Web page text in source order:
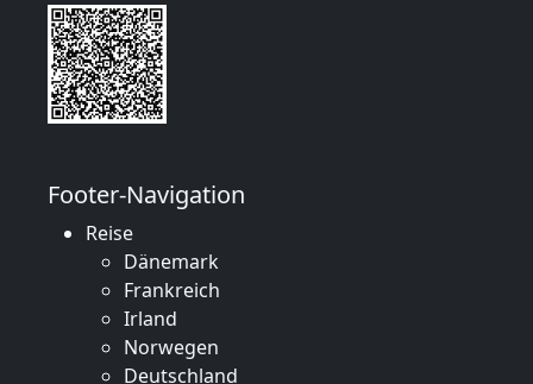
Footer-Navigation
Reise
Dänemark
Frankreich
Irland
Norwegen
Deutschland